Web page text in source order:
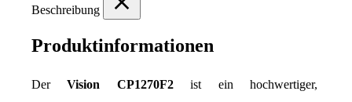
Beschreibung
Produktinformationen
Der Vision CP1270F2 ist ein hochwertiger,